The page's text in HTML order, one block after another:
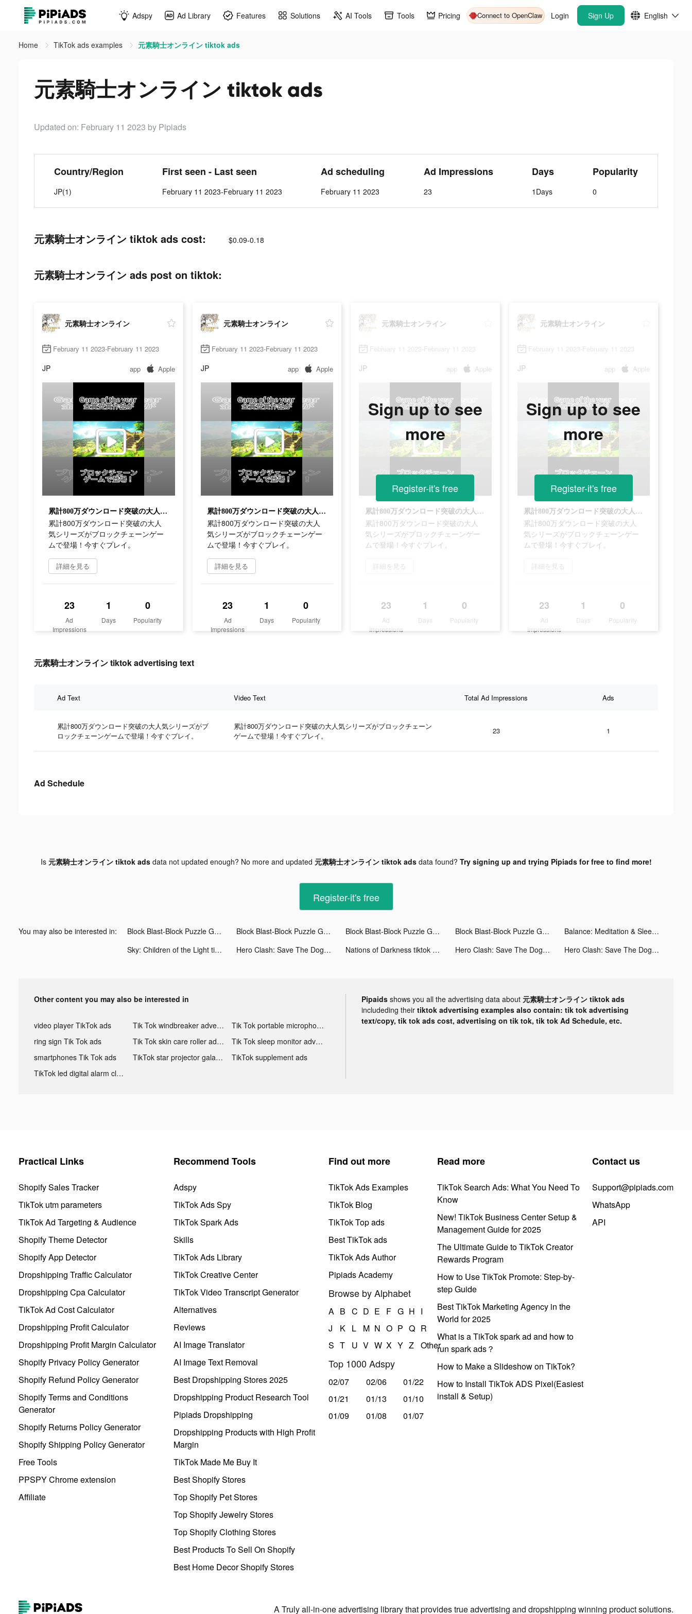
Adspy Ad Library Features Solutions AI Tools Tools Pricing Connect to OpenClaw Login Sign Up English
Home TikTok ads examples 元素騎士オンライン tiktok ads
元素騎士オンライン tiktok ads
Updated on: February 11 2023 by Pipiads
Country/Region
JP(1)
First seen - Last seen
February 11 2023-February 11 2023
Ad scheduling
February 11 2023
Ad Impressions
23
Days
1Days
Popularity
0
元素騎士オンライン tiktok ads cost: $0.09-0.18
元素騎士オンライン ads post on tiktok:
元素騎士オンライン
February 11 2023-February 11 2023
JP app Apple
累計800万ダウンロード突破の大人気シリーズがブロックチェーンゲームで登場！今すぐプレイ。
累計800万ダウンロード突破の大人
気シリーズがブロックチェーンゲー
ムで登場！今すぐプレイ。
詳細を見る
23
Ad
Impressions
1
Days
0
Popularity
元素騎士オンライン
February 11 2023-February 11 2023
JP app Apple
累計800万ダウンロード突破の大人気シリーズがブロックチェーンゲームで登場！今すぐプレイ。
累計800万ダウンロード突破の大人
気シリーズがブロックチェーンゲー
ムで登場！今すぐプレイ。
詳細を見る
23
Ad
Impressions
1
Days
0
Popularity
元素騎士オンライン
February 11 2023-February 11 2023
JP app Apple
累計800万ダウンロード突破の大人気シリーズがブロックチェーンゲームで登場！今すぐプレイ。
累計800万ダウンロード突破の大人
気シリーズがブロックチェーンゲー
ムで登場！今すぐプレイ。
詳細を見る
23
Ad
Impressions
1
Days
0
Popularity
Sign up to see
more
Register-it's free
元素騎士オンライン
February 11 2023-February 11 2023
JP app Apple
累計800万ダウンロード突破の大人気シリーズがブロックチェーンゲームで登場！今すぐプレイ。
累計800万ダウンロード突破の大人
気シリーズがブロックチェーンゲー
ムで登場！今すぐプレイ。
詳細を見る
23
Ad
Impressions
1
Days
0
Popularity
Sign up to see
more
Register-it's free
元素騎士オンライン tiktok advertising text
Ad Text Video Text Total Ad Impressions Ads
累計800万ダウンロード突破の大人気シリーズがブ
ロックチェーンゲームで登場！今すぐプレイ。
累計800万ダウンロード突破の大人気シリーズがブロックチェーン
ゲームで登場！今すぐプレイ。
23 1
Ad Schedule
Is 元素騎士オンライン tiktok adsdata not updated enough? No more and updated 元素騎士オンライン tiktok adsdata found? Try signing up and trying Pipiads for free to find more!
Register-it's free
You may also be interested in: Block Blast-Block Puzzle Games tiktok ads Block Blast-Block Puzzle Games tiktok ads Block Blast-Block Puzzle Games tiktok ads Block Blast-Block Puzzle Games tiktok ads
Balance: Meditation & Sleep tiktok ads
Sky: Children of the Light tiktok ads
Hero Clash: Save The Dog tiktok ads Nations of Darkness tiktok ads Hero Clash: Save The Dog tiktok ads Hero Clash: Save The Dog tiktok ads
Other content you may also be interested in
video player TikTok ads Tik Tok windbreaker advertising
Tik Tok portable microphone advertising
ring sign Tik Tok ads
Tik Tok skin care roller advertising
Tik Tok sleep monitor advertising
smartphones Tik Tok ads
TikTok star projector galaxy night light bluetooth ads
TikTok supplement ads
TikTok led digital alarm clock ads
Pipaids shows you all the advertising data about 元素騎士オンライン tiktok ads
includeding their tiktok advertising examples also contain: tik tok advertising
text/copy, tik tok ads cost, advertising on tik tok, tik tok Ad Schedule, etc.
Practical Links
Shopify Sales Tracker
TikTok utm parameters
TikTok Ad Targeting & Audience
Shopify Theme Detector
Shopify App Detector
Dropshipping Traffic Calculator
Dropshipping Cpa Calculator
TikTok Ad Cost Calculator
Dropshipping Profit Calculator
Dropshipping Profit Margin Calculator
Shopify Privacy Policy Generator
Shopify Refund Policy Generator
Shopify Terms and Conditions
Generator
Shopify Returns Policy Generator
Shopify Shipping Policy Generator
Free Tools
PPSPY Chrome extension
Affiliate
Recommend Tools
Adspy
TikTok Ads Spy
TikTok Spark Ads
Skills
TikTok Ads Library
TikTok Creative Center
TikTok Video Transcript Generator
Alternatives
Reviews
AI Image Translator
AI Image Text Removal
Best Dropshipping Stores 2025
Dropshipping Product Research Tool
Pipiads Dropshipping
Dropshipping Products with High Profit
Margin
TikTok Made Me Buy It
Best Shopify Stores
Top Shopify Pet Stores
Top Shopify Jewelry Stores
Top Shopify Clothing Stores
Best Products To Sell On Shopify
Best Home Decor Shopify Stores
Find out more
TikTok Ads Examples
TikTok Blog
TikTok Top ads
Best TikTok ads
TikTok Ads Author
Pipiads Academy
Browse by Alphabet
A B C D E F G H I
J
K L M N O P Q R
S T U V W X Y Z Other
Top 1000 Adspy
02/07 02/06
01/22
01/21
01/13
01/10
01/09
01/08 01/07
Read more
TikTok Search Ads: What You Need To
Know
New! TikTok Business Center Setup &
Management Guide for 2025
The Ultimate Guide to TikTok Creator
Rewards Program
How to Use TikTok Promote: Step-by-
step Guide
Best TikTok Marketing Agency in the
World for 2025
What is a TikTok spark ad and how to
run spark ads？
How to Make a Slideshow on TikTok?
How to Install TikTok ADS Pixel(Easiest
install & Setup)
Contact us
Support@pipiads.com
WhatsApp
API
A Truly all-in-one advertising library that provides true advertising and dropshipping winning product solutions.